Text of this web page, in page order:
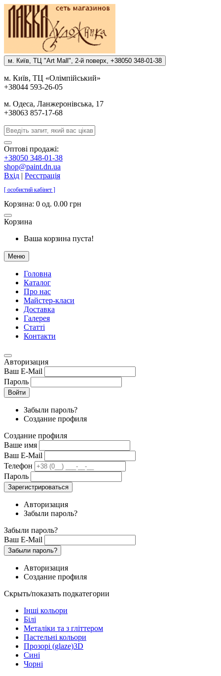
м. Киïв, ТЦ "Art Mall", 2-й поверх, +38050 348-01-38
м. Киïв, ТЦ «Олiмпiйський»
+38044 593-26-05
м. Одеса, Ланжеронiвська, 17
+38063 857-17-68
Оптові продажі:
+38050 348-01-38
shop@paint.dn.ua
Вхід | Реєстрація
[ особистий кабінет ]
Корзина: 0 од. 0.00 грн
Корзина
Ваша корзина пуста!
Меню
Головна
Каталог
Про нас
Майстер-класи
Доставка
Галерея
Статтi
Контакти
Авторизация
Ваш E-Mail
Пароль
Войти
Забыли пароль?
Создание профиля
Создание профиля
Ваше имя
Ваш E-Mail
Телефон
Пароль
Зарегистрироваться
Авторизация
Забыли пароль?
Забыли пароль?
Ваш E-Mail
Забыли пароль?
Авторизация
Создание профиля
Скрыть/показать подкатегории
Інші кольори
Білі
Металіки та з гліттером
Пастельні кольори
Прозорі (glaze)3D
Сині
Чорні